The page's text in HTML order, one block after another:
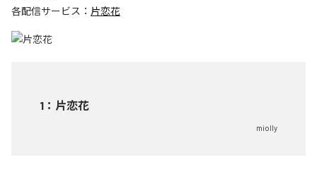
各配信サービス： 片恋花
1 ： 片恋花
miolly